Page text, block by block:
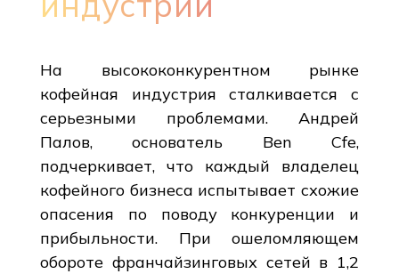
На высококонкурентном рынке
кофейная индустрия сталкивается с
серьезными проблемами. Андрей
Палов, основатель Ben Cfe,
подчеркивает, что каждый владелец
кофейного бизнеса испытывает схожие
опасения по поводу конкуренции и
прибыльности. При ошеломляющем
обороте франчайзинговых сетей в 1,2